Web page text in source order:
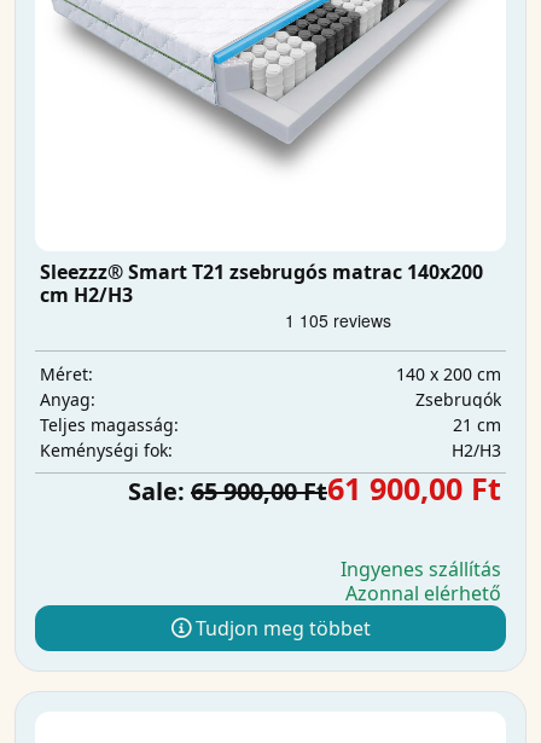
Sleezzz® Smart T21 zsebrugós matrac 140x200
cm H2/H3
Méret:
140 x 200 cm
Anyag:
Zsebrugók
Teljes magasság:
21 cm
Keménységi fok:
H2/H3
Sale: 65 900,00 Ft61 900,00 Ft
Ingyenes szállítás
Azonnal elérhető
Tudjon meg többet